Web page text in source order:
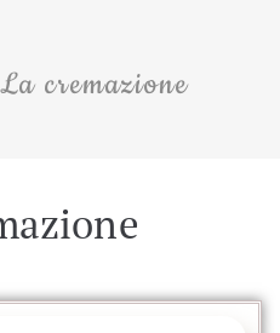
La cremazione